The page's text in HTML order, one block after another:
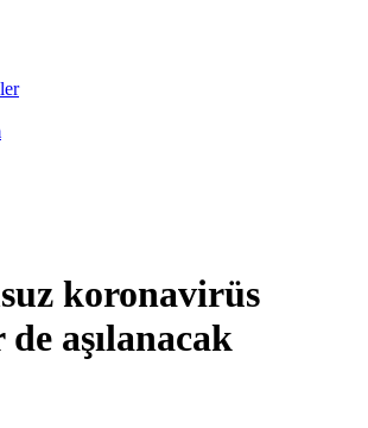
koronavirüs
aşılanacak